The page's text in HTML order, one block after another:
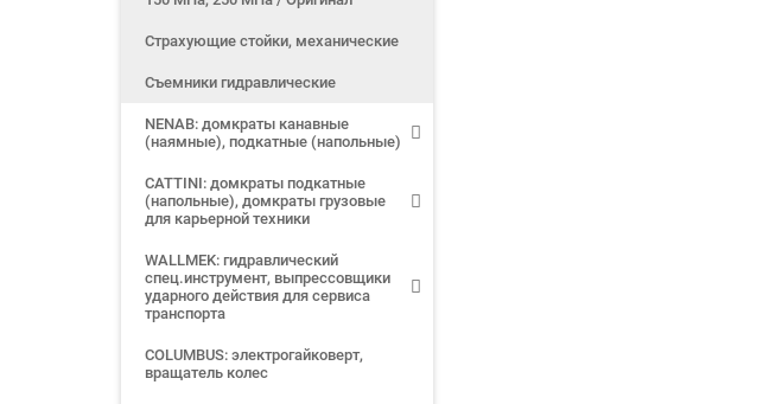
Страхующие стойки, механические
Съемники гидравлические
NENAB: домкраты канавные
(наямные), подкатные (напольные)
CATTINI: домкраты подкатные
(напольные), домкраты грузовые
для карьерной техники
WALLMEK: гидравлический
спец.инструмент, выпрессовщики
ударного действия для сервиса
транспорта
COLUMBUS: электрогайковерт,
вращатель колес